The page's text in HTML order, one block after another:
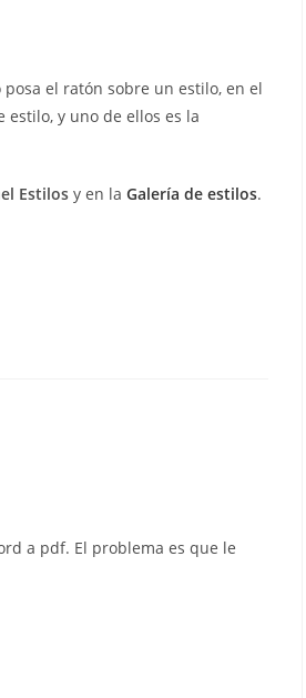
posa el ratón sobre un estilo, en el
estilo, y uno de ellos es la
Estilos y en la Galería de estilos.
a pdf. El problema es que le